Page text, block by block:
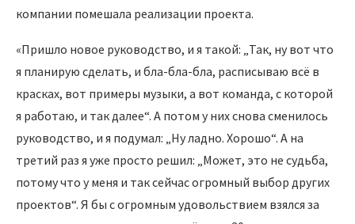
компании помешала реализации проекта.
«Пришло новое руководство, и я такой: „Так, ну вот что
я планирую сделать, и бла-бла-бла, расписываю всё в
красках, вот примеры музыки, а вот команда, с которой
я работаю, и так далее“. А потом у них снова сменилось
руководство, и я подумал: „Ну ладно. Хорошо“. А на
третий раз я уже просто решил: „Может, это не судьба,
потому что у меня и так сейчас огромный выбор других
проектов“. Я бы с огромным удовольствием взялся за